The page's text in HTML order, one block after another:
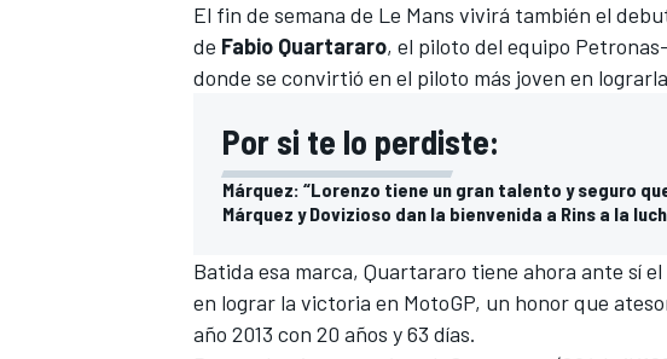
El fin de semana de Le Mans vivirá también el
de Fabio Quartararo, el piloto del equipo
donde se convirtió en el piloto más joven en
Por si te lo perdiste:
Márquez: “Lorenzo tiene un gran talento y seguro
Márquez y Dovizioso dan la bienvenida a Rins a la
Batida esa marca, Quartararo tiene ahora ante sí
en lograr la victoria en MotoGP, un honor que
año 2013 con 20 años y 63 días.